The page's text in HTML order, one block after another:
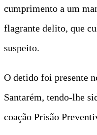
cumprimento a um
flagrante delito, que
suspeito.
O detido foi presente
Santarém, tendo-lhe
coação Prisão